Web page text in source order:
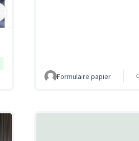
Formulaire papier